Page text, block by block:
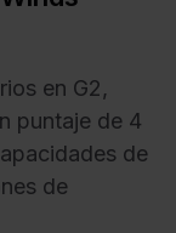
en G2,
puntaje de 4
de
de